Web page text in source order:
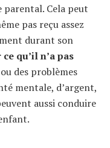
parental. Cela peut
pas reçu assez
durant son
qu’il n’a pas
des problèmes
mentale, d’argent,
aussi conduire